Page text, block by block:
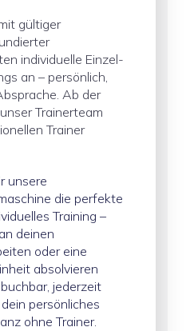
gültiger
individuelle Einzel-
an – persönlich,
Ab der
Trainerteam
Trainer
unsere
die perfekte
Training –
deinen
oder eine
absolvieren
jederzeit
persönliches
ohne Trainer.